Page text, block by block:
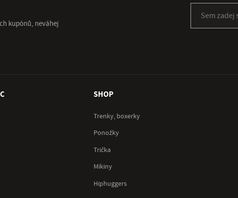
kupónů, neváhej
SHOP
Trenky, boxerky
Ponožky
Trička
Mikiny
Hiphuggers